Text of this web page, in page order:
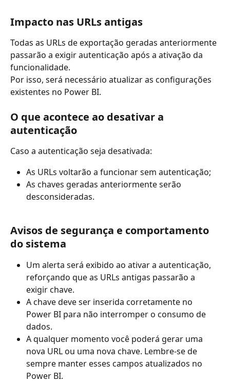
Impacto nas URLs antigas
Todas as URLs de exportação geradas anteriormente
passarão a exigir autenticação após a ativação da
funcionalidade.
Por isso, será necessário atualizar as configurações
existentes no Power BI.
O que acontece ao desativar a
autenticação
Caso a autenticação seja desativada:
As URLs voltarão a funcionar sem autenticação;
As chaves geradas anteriormente serão
desconsideradas.
Avisos de segurança e comportamento
do sistema
Um alerta será exibido ao ativar a autenticação,
reforçando que as URLs antigas passarão a
exigir chave.
A chave deve ser inserida corretamente no
Power BI para não interromper o consumo de
dados.
A qualquer momento você poderá gerar uma
nova URL ou uma nova chave. Lembre-se de
sempre manter esses campos atualizados no
Power BI.